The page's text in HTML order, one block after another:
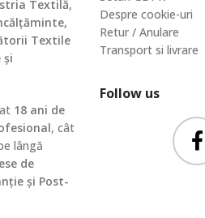
Textilă,
Textile
și
18 ani de
, cât
lângă
de
și Post-
Despre cookie-uri
Retur / Anulare
Transport si livrare
Follow us